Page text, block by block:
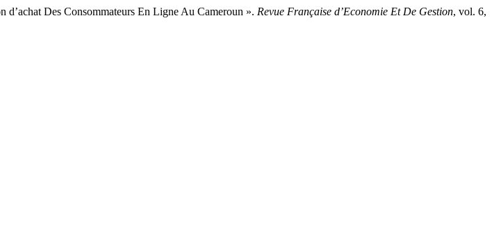
Des Consommateurs En Ligne Au Cameroun ». Revue Française d’Economie Et De Gestion, vol. 6,